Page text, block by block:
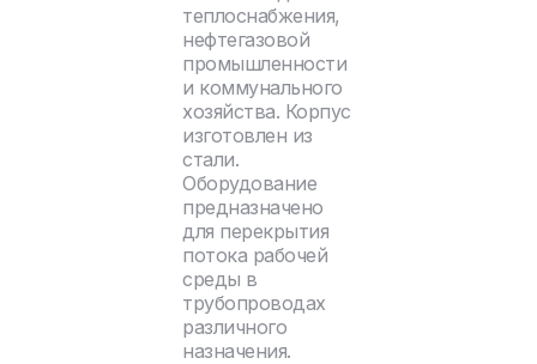
теплоснабжения,
нефтегазовой
промышленности
и коммунального
хозяйства. Корпус
изготовлен из
стали.
Оборудование
предназначено
для перекрытия
потока рабочей
среды в
трубопроводах
различного
назначения.